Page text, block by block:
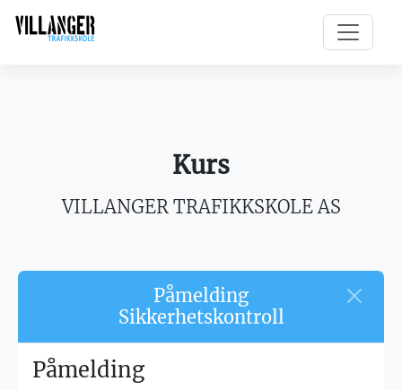
Kurs
VILLANGER TRAFIKKSKOLE AS
Påmelding
Sikkerhetskontroll
Påmelding